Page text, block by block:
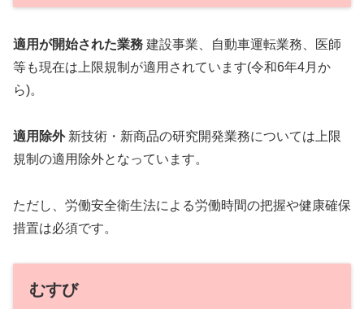
適用が開始された業務 建設事業、自動車運転業務、医師
等も現在は上限規制が適用されています(令和6年4月か
ら)。
適用除外新技術・新商品の研究開発業務については上限
規制の適用除外となっています。
ただし、労働安全衛生法による労働時間の把握や健康確保
措置は必須です。
むすび